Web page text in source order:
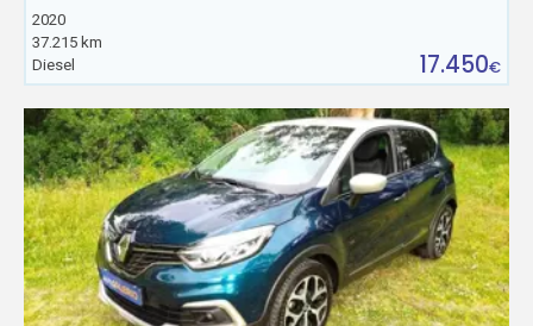
2020
37.215 km
Diesel
17.450€